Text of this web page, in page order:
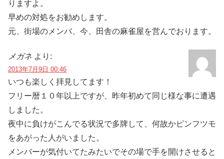
りますよ。
早めの対処をお勧めします。
元、街場のメンバ、今、田舎の麻雀屋を営んでおります。
メガネ より:
2013年7月9日 00:46
いつも楽しく拝見してます！
フリー暦１０年以上ですが、昨年初めて同じ様な事に遭遇
しました。
夜中に負けがこんでる状況で多牌して、何故かピンフツモ
をあがった人がいました。
メンバーが気付いてたみたいでその場で手を開けさせると